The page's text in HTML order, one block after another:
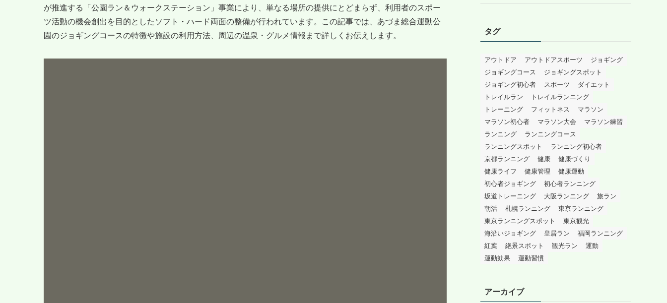
が推進する「公園ラン＆ウォークステーション」事業により、単なる場所の提供にとどまらず、利用者のスポー
ツ活動の機会創出を目的としたソフト・ハード両面の整備が行われています。この記事では、あづま総合運動公
園のジョギングコースの特徴や施設の利用方法、周辺の温泉・グルメ情報まで詳しくお伝えします。
タグ
アウトドア アウトドアスポーツ
ジョギング
ジョギングコース
ジョギングスポット
ジョギング初心者
スポーツ
ダイエット
トレイルラン
トレイルランニング
トレーニング
フィットネス
マラソン
マラソン初心者
マラソン大会
マラソン練習
ランニング
ランニングコース
ランニングスポット
ランニング初心者
京都ランニング
健康
健康づくり
健康ライフ
健康管理
健康運動
初心者ジョギング
初心者ランニング
坂道トレーニング
大阪ランニング
旅ラン
朝活
札幌ランニング
東京ランニング
東京ランニングスポット
東京観光
海沿いジョギング
皇居ラン
福岡ランニング
紅葉
絶景スポット 観光ラン
運動
運動効果
運動習慣
アーカイブ